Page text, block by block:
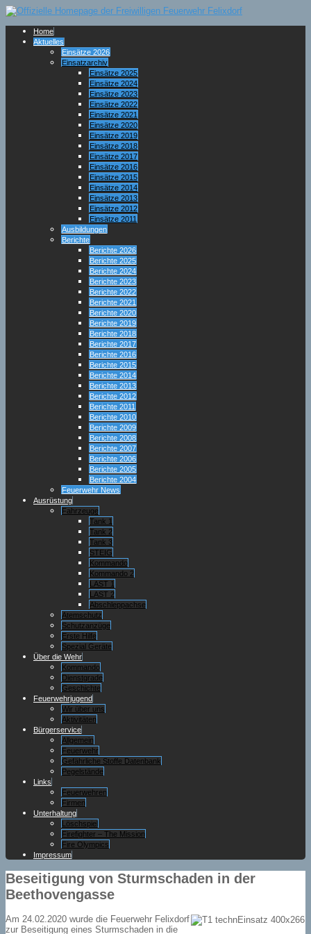
Home
Aktuelles
Einsätze 2026
Einsatzarchiv
Einsätze 2025
Einsätze 2024
Einsätze 2023
Einsätze 2022
Einsätze 2021
Einsätze 2020
Einsätze 2019
Einsätze 2018
Einsätze 2017
Einsätze 2016
Einsätze 2015
Einsätze 2014
Einsätze 2013
Einsätze 2012
Einsätze 2011
Ausbildungen
Berichte
Berichte 2026
Berichte 2025
Berichte 2024
Berichte 2023
Berichte 2022
Berichte 2021
Berichte 2020
Berichte 2019
Berichte 2018
Berichte 2017
Berichte 2016
Berichte 2015
Berichte 2014
Berichte 2013
Berichte 2012
Berichte 2011
Berichte 2010
Berichte 2009
Berichte 2008
Berichte 2007
Berichte 2006
Berichte 2005
Berichte 2004
Feuerwehr News
Ausrüstung
Fahrzeuge
Tank 1
Tank 2
Tank 3
STEIG
Kommando
Kommando 2
LAST 1
LAST 2
Abschleppachse
Atemschutz
Schutzanzüge
Erste Hilfe
Spezial Geräte
Über die Wehr
Kommando
Dienstgrade
Geschichte
Feuerwehrjugend
Wir über uns
Aktivitäten
Bürgerservice
Allgemein
Feuerwehr
Gefährliche Stoffe Datenbank
Pegelstände
Links
Feuerwehren
Firmen
Unterhaltung
Löschspiel
Firefighter – The Mission
Fire Olympics
Impressum
Beseitigung von Sturmschaden in der
Beethovengasse
Am 24.02.2020 wurde die Feuerwehr Felixdorf
zur Beseitigung eines Sturmschaden in die